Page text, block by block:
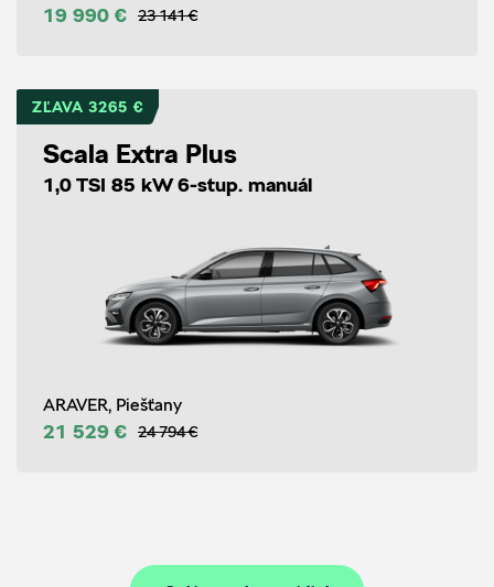
19 990 € 23 141 €
ZĽAVA 3265 €
Scala Extra Plus
1,0 TSI 85 kW 6-stup. manuál
ARAVER, Piešťany
21 529 € 24 794 €